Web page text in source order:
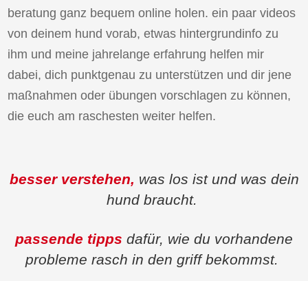
beratung ganz bequem online holen. ein paar videos
von deinem hund vorab, etwas hintergrundinfo zu
ihm und meine jahrelange erfahrung helfen mir
dabei, dich punktgenau zu unterstützen und dir jene
maßnahmen oder übungen vorschlagen zu können,
die euch am raschesten weiter helfen.
besser verstehen, was los ist und was dein
hund braucht.
passende tipps dafür, wie du vorhandene
probleme rasch in den griff bekommst.